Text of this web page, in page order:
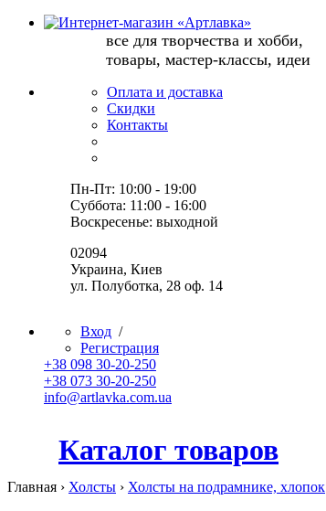
все для творчества и хобби,
товары, мастер-классы, идеи
Оплата и доставка
Скидки
Контакты
Пн-Пт: 10:00 - 19:00
Суббота: 11:00 - 16:00
Воскресенье: выходной
02094
Украина, Киев
ул. Полуботка, 28 оф. 14
Вход /
Регистрация
+38 098 30-20-250
+38 073 30-20-250
info@artlavka.com.ua
Каталог товаров
Главная › Холсты › Холсты на подрамнике, хлопок